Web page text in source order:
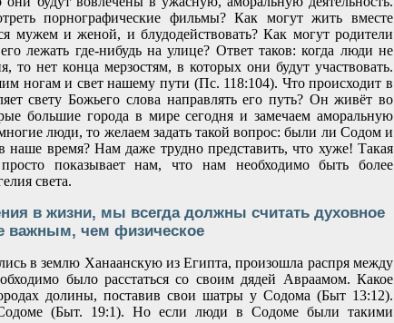
порнографические фильмы? Как могут жить вместе
и женой, и блудодействовать? Как могут родители
лежать где-нибудь на улице? Ответ таков: когда люди не
то нет конца мерзостям, в которых они будут участвовать.
ногам и свет нашему пути (Пс. 118:104). Что происходит в
свету Божьего слова направлять его путь? Он живёт во
большие города в мире сегодня и замечаем аморальную
люди, то желаем задать такой вопрос: были ли Содом и
время? Нам даже трудно представить, что хуже! Такая
показывает нам, что нам необходимо быть более
света.
в жизни, мы всегда должны считать духовное
важным, чем физическое
в землю Ханаанскую из Египта, произошла распря между
было расстаться со своим дядей Авраамом. Какое
долины, поставив свои шатры у Содома (Быт 13:12).
(Быт. 19:1). Но если люди в Содоме были такими